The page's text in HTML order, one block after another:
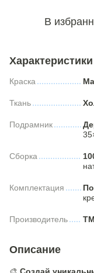
В
Характеристики
Краска
Ткань
Подрамник
Сборка
Комплектация
Производитель
Описание